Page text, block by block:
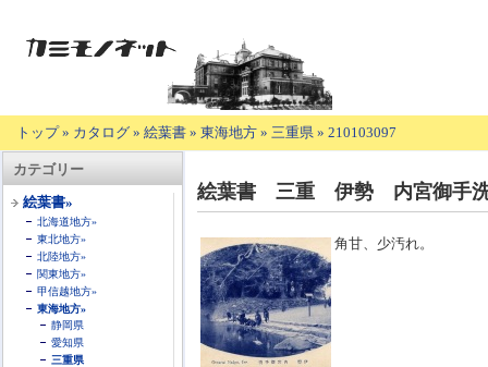
トップ» カタログ » 絵葉書 » 東海地方 » 三重県 » 210103097
カテゴリー
絵葉書»
北海道地方»
東北地方»
北陸地方»
関東地方»
甲信越地方»
東海地方»
静岡県
愛知県
三重県
品
の
明】
絵葉書 三重 伊勢 内宮御手
角甘、少汚れ。